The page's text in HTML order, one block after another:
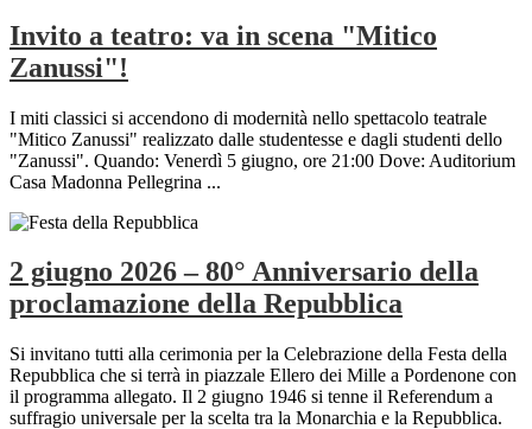
Invito a teatro: va in scena "Mitico
Zanussi"!
I miti classici si accendono di modernità nello spettacolo teatrale
"Mitico Zanussi" realizzato dalle studentesse e dagli studenti dello
"Zanussi". Quando: Venerdì 5 giugno, ore 21:00 Dove: Auditorium
Casa Madonna Pellegrina ...
2 giugno 2026 – 80° Anniversario della
proclamazione della Repubblica
Si invitano tutti alla cerimonia per la Celebrazione della Festa della
Repubblica che si terrà in piazzale Ellero dei Mille a Pordenone con
il programma allegato. Il 2 giugno 1946 si tenne il Referendum a
suffragio universale per la scelta tra la Monarchia e la Repubblica.